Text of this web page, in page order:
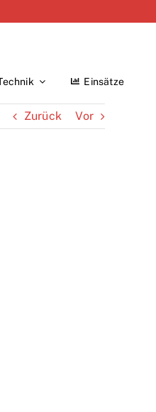
Einsätze
Zurück Vor